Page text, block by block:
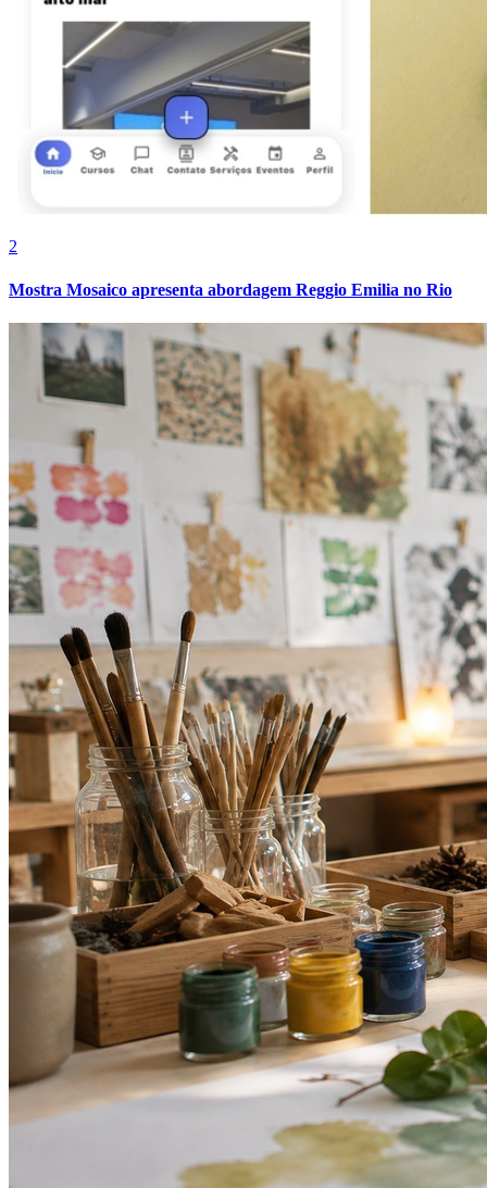
Vasco
2
Mostra Mosaico apresenta abordagem Reggio Emilia no Rio